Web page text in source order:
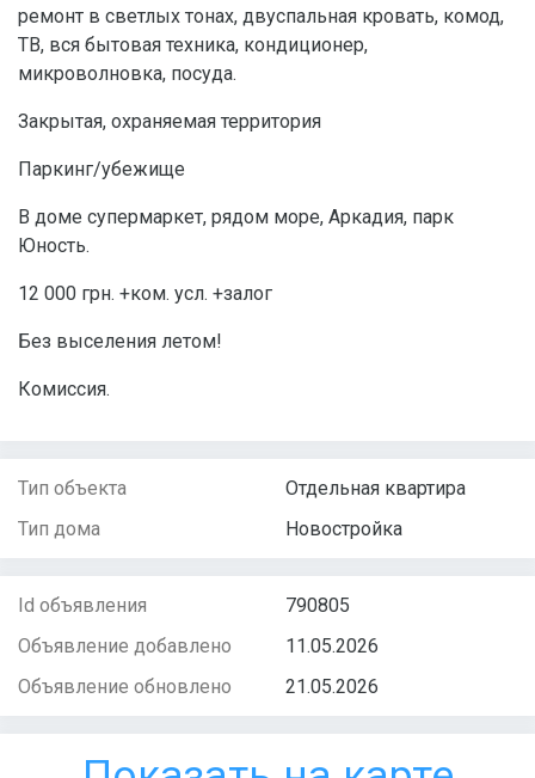
ремонт в светлых тонах, двуспальная кровать, комод,
ТВ, вся бытовая техника, кондиционер,
микроволновка, посуда.
Закрытая, охраняемая территория
Паркинг/убежище
В доме супермаркет, рядом море, Аркадия, парк
Юность.
12 000 грн. +ком. усл. +залог
Без выселения летом!
Комиссия.
Тип объекта
Отдельная квартира
Тип дома
Новостройка
Id объявления
790805
Объявление добавлено
11.05.2026
Объявление обновлено
21.05.2026